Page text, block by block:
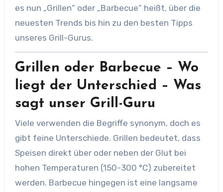
es nun „Grillen“ oder „Barbecue“ heißt, über die
neuesten Trends bis hin zu den besten Tipps
unseres Grill-Gurus.
Grillen oder Barbecue – Wo
liegt der Unterschied
– Was
sagt unser Grill-Guru
Viele verwenden die Begriffe synonym, doch es
gibt feine Unterschiede. Grillen bedeutet, dass
Speisen direkt über oder neben der Glut bei
hohen Temperaturen (150-300 °C) zubereitet
werden. Barbecue hingegen ist eine langsame